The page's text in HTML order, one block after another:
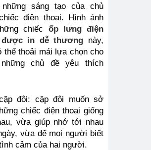
sáng tạo của chủ
điện thoại. Hình ảnh
chiếc ốp lưng điện
in dễ thương này,
thể thoải mái lựa chọn cho
chủ đề yêu thích
đôi: cặp đôi muốn sở
chiếc điện thoại giống
vừa giúp nhớ tới nhau
vừa để mọi người biết
cảm của hai người.